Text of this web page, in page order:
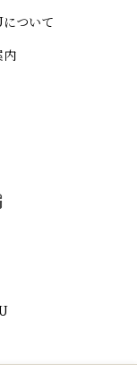
ついて
内